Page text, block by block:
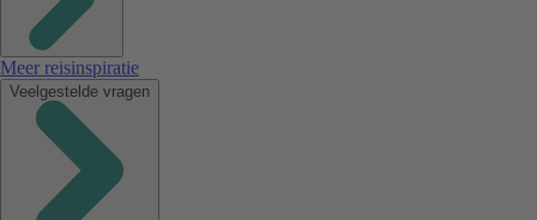
Meer reisinspiratie
Veelgestelde vragen